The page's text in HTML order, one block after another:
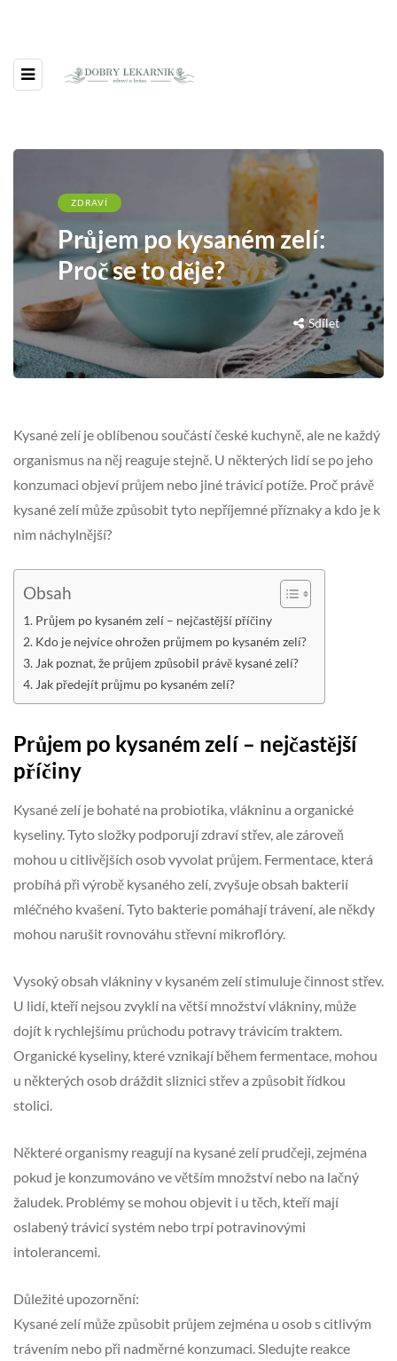
ZDRAVÍ
Průjem po kysaném zelí:
Proč se to děje?
Sdílet
Kysané zelí je oblíbenou součástí české kuchyně, ale ne každý
organismus na něj reaguje stejně. U některých lidí se po jeho
konzumaci objeví průjem nebo jiné trávicí potíže. Proč právě
kysané zelí může způsobit tyto nepříjemné příznaky a kdo je k
nim náchylnější?
Obsah
Průjem po kysaném zelí – nejčastější příčiny
Kdo je nejvíce ohrožen průjmem po kysaném zelí?
Jak poznat, že průjem způsobil právě kysané zelí?
Jak předejít průjmu po kysaném zelí?
Průjem po kysaném zelí – nejčastější
příčiny
Kysané zelí je bohaté na probiotika, vlákninu a organické
kyseliny. Tyto složky podporují zdraví střev, ale zároveň
mohou u citlivějších osob vyvolat průjem. Fermentace, která
probíhá při výrobě kysaného zelí, zvyšuje obsah bakterií
mléčného kvašení. Tyto bakterie pomáhají trávení, ale někdy
mohou narušit rovnováhu střevní mikroflóry.
Vysoký obsah vlákniny v kysaném zelí stimuluje činnost střev.
U lidí, kteří nejsou zvyklí na větší množství vlákniny, může
dojít k rychlejšímu průchodu potravy trávicím traktem.
Organické kyseliny, které vznikají během fermentace, mohou
u některých osob dráždit sliznici střev a způsobit řídkou
stolici.
Některé organismy reagují na kysané zelí prudčeji, zejména
pokud je konzumováno ve větším množství nebo na lačný
žaludek. Problémy se mohou objevit i u těch, kteří mají
oslabený trávicí systém nebo trpí potravinovými
intolerancemi.
Důležité upozornění:
Kysané zelí může způsobit průjem zejména u osob s citlivým
trávením nebo při nadměrné konzumaci. Sledujte reakce